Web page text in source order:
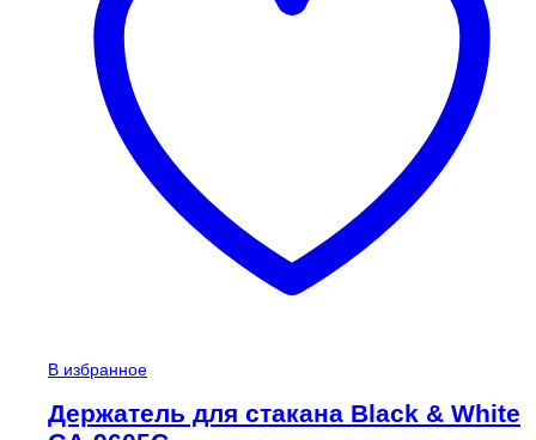
В избранное
Держатель для стакана Black & White